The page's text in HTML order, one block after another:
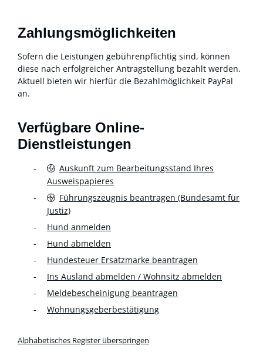
Zahlungsmöglichkeiten
Sofern die Leistungen gebührenpflichtig sind, können
diese nach erfolgreicher Antragstellung bezahlt werden.
Aktuell bieten wir hierfür die Bezahlmöglichkeit PayPal
an.
Verfügbare Online-
Dienstleistungen
Auskunft zum Bearbeitungsstand Ihres
Ausweispapieres
Führungszeugnis beantragen (Bundesamt für
Justiz)
Hund anmelden
Hund abmelden
Hundesteuer Ersatzmarke beantragen
Ins Ausland abmelden / Wohnsitz abmelden
Meldebescheinigung beantragen
Wohnungsgeberbestätigung
Alphabetisches Register überspringen